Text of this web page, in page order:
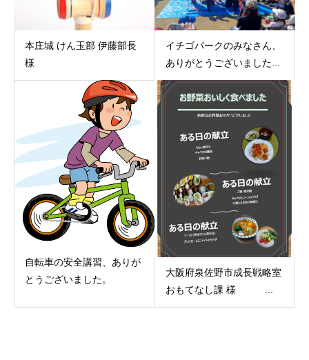
本庄城 けん玉部 伊藤部長
様
イチゴパークのみなさん、
ありがとうございました...
自転車の安全講習、ありが
とうございました。
大阪府泉佐野市成長戦略室
おもてなし課 様 ...